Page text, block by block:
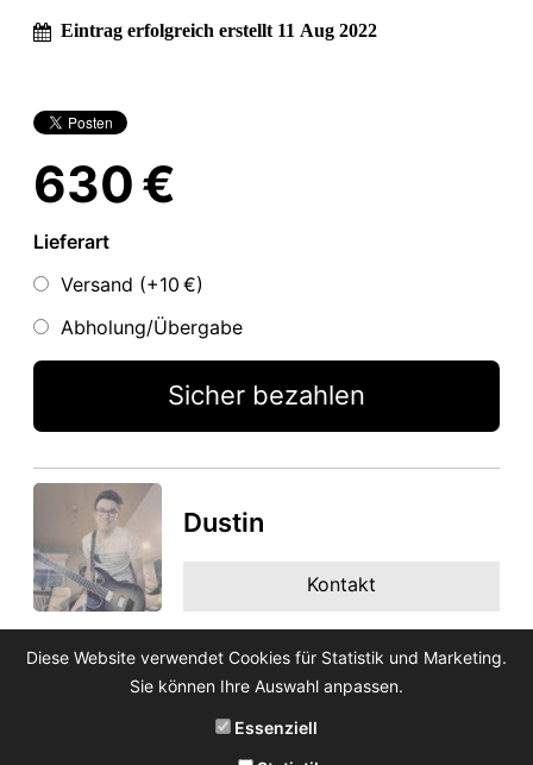
Eintrag erfolgreich erstellt 11 Aug 2022
630 €
Lieferart
Versand (+10 €)
Abholung/Übergabe
Sicher bezahlen
Dustin
Kontakt
Diese Website verwendet Cookies für Statistik und Marketing.
Sie können Ihre Auswahl anpassen.
Essenziell